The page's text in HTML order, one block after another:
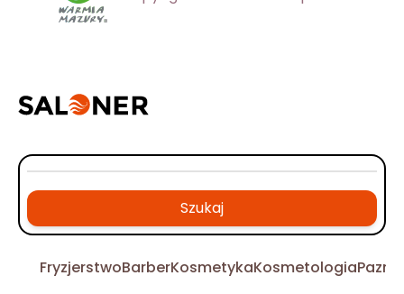
Szukaj
FryzjerstwoBarberKosmetykaKosmetologia